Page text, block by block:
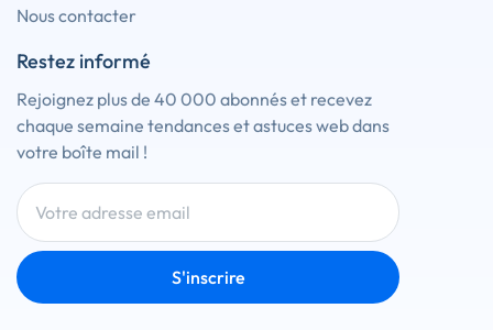
Nous contacter
Restez informé
Rejoignez plus de 40 000 abonnés et recevez
chaque semaine tendances et astuces web dans
votre boîte mail !
S'inscrire